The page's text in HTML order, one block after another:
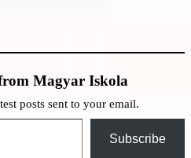
Magyar Iskola
posts sent to your email.
Subscribe